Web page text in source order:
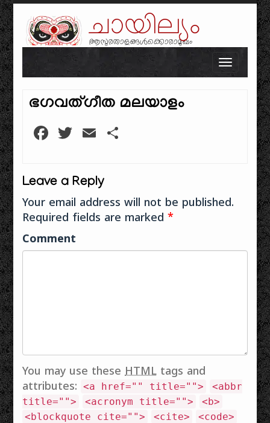
ചായില്യം
ആസുരതാളങ്ങൾക്കൊരാമുഖം
Skip to content
Toggle
ഭഗവത്ഗീത മലയാളം
Facebook
Twitter
Email
Leave a Reply
Your email address will not be published.
Required fields are marked*
Comment
You may use theseHTML tags and
attributes:
<a href="" title="">
<abbr
title="">
<acronym title="">
<b>
<blockquote cite="">
<cite>
<code>